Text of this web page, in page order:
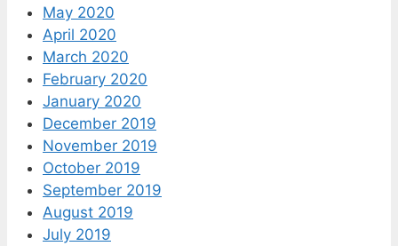
May 2020
April 2020
March 2020
February 2020
January 2020
December 2019
November 2019
October 2019
September 2019
August 2019
July 2019